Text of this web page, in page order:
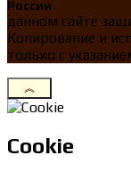
данном сайте
Копирование и
только с
Cookie